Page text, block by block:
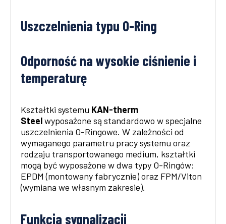
Uszczelnienia typu O-Ring
Odporność na wysokie ciśnienie i
temperaturę
Kształtki systemu KAN-therm
Steelwyposażone są standardowo w specjalne
uszczelnienia O-Ringowe. W zależności od
wymaganego parametru pracy systemu oraz
rodzaju transportowanego medium, kształtki
mogą być wyposażone w dwa typy O-Ringów:
EPDM (montowany fabrycznie) oraz FPM/Viton
(wymiana we własnym zakresie).
Funkcja sygnalizacji